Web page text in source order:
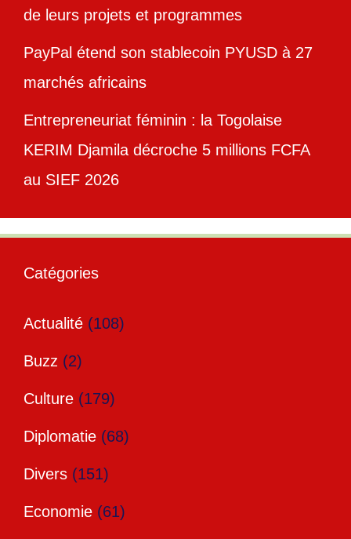
de leurs projets et programmes
PayPal étend son stablecoin PYUSD à 27
marchés africains
Entrepreneuriat féminin : la Togolaise
KERIM Djamila décroche 5 millions FCFA
au SIEF 2026
Catégories
Actualité (108)
Buzz (2)
Culture (179)
Diplomatie (68)
Divers (151)
Economie (61)